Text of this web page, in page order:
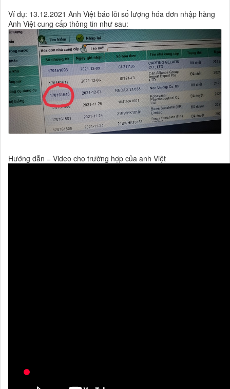
Ví dụ: 13.12.2021 Anh Việt báo lỗi số lượng hóa đơn nhập hàng
Anh Việt cung cấp thông tin như sau:
Hướng dẫn = Video cho trường hợp của anh Việt